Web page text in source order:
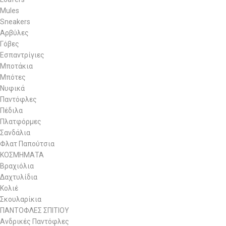
Mules
Sneakers
Αρβύλες
Γόβες
Εσπαντρίγιες
Μποτάκια
Μπότες
Νυφικά
Παντόφλες
Πέδιλα
Πλατφόρμες
Σανδάλια
Φλατ Παπούτσια
ΚΟΣΜΗΜΑΤΑ
Βραχιόλια
Δαχτυλίδια
Κολιέ
Σκουλαρίκια
ΠΑΝΤΟΦΛΕΣ ΣΠΙΤΙΟΥ
Ανδρικές Παντόφλες